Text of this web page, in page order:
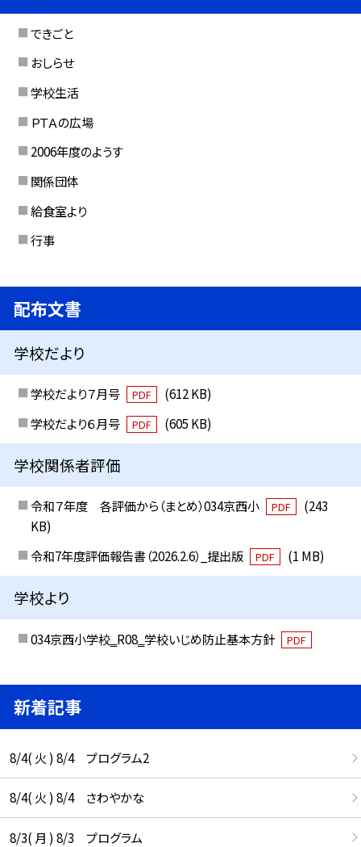
できごと
おしらせ
学校生活
ＰＴＡの広場
2006年度のようす
関係団体
給食室より
行事
配布文書
学校だより
学校だより７月号 PDF
(612 KB)
学校だより６月号
PDF (605 KB)
学校関係者評価
令和７年度 各評価から（まとめ）034京西小 PDF
(243
KB)
令和7年度評価報告書（2026.2.6）_提出版
PDF (1 MB)
学校より
034京西小学校‗R08‗学校いじめ防止基本方針 PDF
新着記事
8/4( 火 ) 8/4 プログラム2
8/4( 火 ) 8/4 さわやかな
8/3( 月 ) 8/3 プログラム